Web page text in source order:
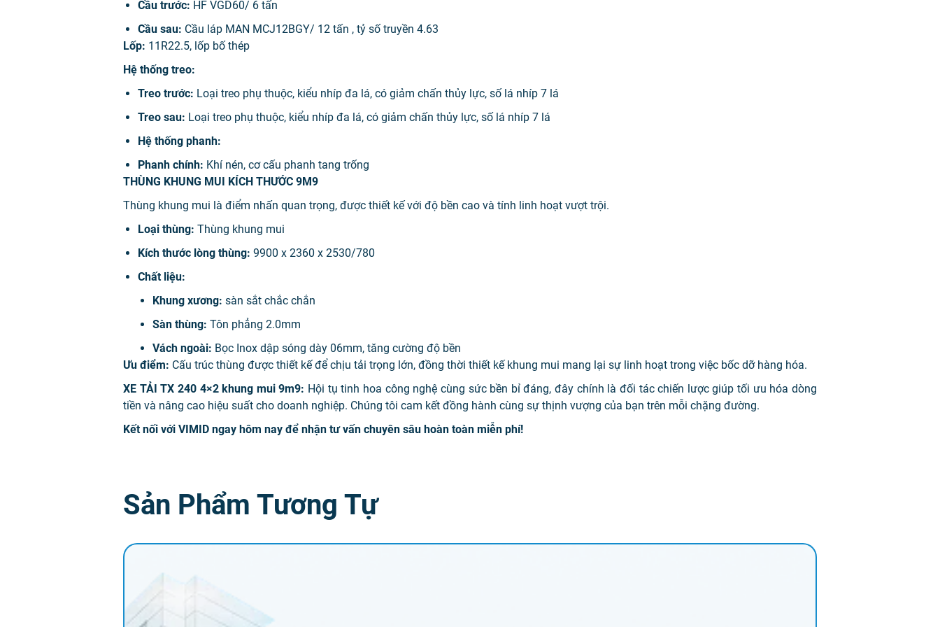
Cầu trước: HF VGD60/ 6 tấn
Cầu sau: Cầu láp MAN MCJ12BGY/ 12 tấn , tỷ số truyền 4.63
Lốp: 11R22.5, lốp bố thép
Hệ thống treo:
Treo trước: Loại treo phụ thuộc, kiểu nhíp đa lá, có giảm chấn thủy lực, số lá nhíp 7 lá
Treo sau: Loại treo phụ thuộc, kiểu nhíp đa lá, có giảm chấn thủy lực, số lá nhíp 7 lá
Hệ thống phanh:
Phanh chính: Khí nén, cơ cấu phanh tang trống
THÙNG KHUNG MUI KÍCH THƯỚC 9M9
Thùng khung mui là điểm nhấn quan trọng, được thiết kế với độ bền cao và tính linh hoạt vượt trội.
Loại thùng: Thùng khung mui
Kích thước lòng thùng: 9900 x 2360 x 2530/780
Chất liệu:
Khung xương: sàn sắt chắc chắn
Sàn thùng: Tôn phẳng 2.0mm
Vách ngoài: Bọc Inox dập sóng dày 06mm, tăng cường độ bền
Ưu điểm: Cấu trúc thùng được thiết kế để chịu tải trọng lớn, đồng thời thiết kế khung mui mang lại sự linh hoạt trong việc bốc dỡ hàng hóa.
XE TẢI TX 240 4×2 khung mui 9m9: Hội tụ tinh hoa công nghệ cùng sức bền bỉ đáng, đây chính là đối tác chiến lược giúp tối ưu hóa dòng
tiền và nâng cao hiệu suất cho doanh nghiệp. Chúng tôi cam kết đồng hành cùng sự thịnh vượng của bạn trên mỗi chặng đường.
Kết nối với VIMID ngay hôm nay để nhận tư vấn chuyên sâu hoàn toàn miễn phí!
Sản Phẩm Tương Tự